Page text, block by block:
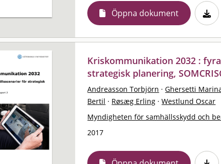
Öppna dokument
Kriskommunikation 2032 :
strategisk planering,
Andreasson Torbjörn · Ghersetti
Bertil · Røsæg Erling · Westlund Oscar
Myndigheten för samhällsskydd och
2017